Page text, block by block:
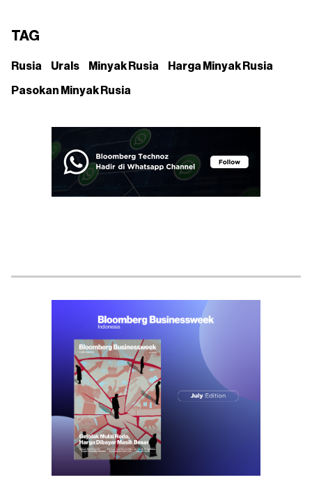
TAG
Rusia Urals Minyak Rusia Harga Minyak Rusia
Pasokan Minyak Rusia